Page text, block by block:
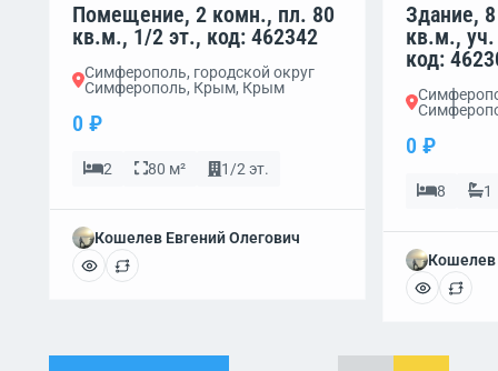
Помещение, 2 комн., пл. 80
кв.м., 1/2 эт., код: 462342
Симферополь, городской округ
Симферополь, Крым, Крым
0 ₽
2 80 м² 1/2 эт.
Кошелев Евгений Олегович
Здание,
кв.м.,
код:
0 ₽
8 1
Кошелев